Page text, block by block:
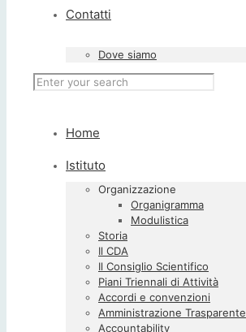
Contatti
Dove siamo
Home
Istituto
Organizzazione
Organigramma
Modulistica
Storia
Il CDA
Il Consiglio Scientifico
Piani Triennali di Attività
Accordi e convenzioni
Amministrazione Trasparente
Accountability